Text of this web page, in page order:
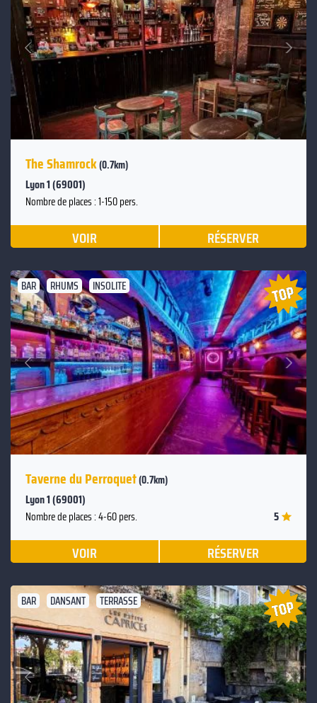
Précédent
Suivant
The Shamrock(0.7km)
Lyon 1 (69001)
Nombre de places : 1-150 pers.
VOIR RÉSERVER
BAR RHUMS INSOLITE
Précédent
Suivant
Taverne du Perroquet(0.7km)
Lyon 1 (69001)
Nombre de places : 4-60 pers. 5
VOIR RÉSERVER
BAR DANSANT TERRASSE
Précédent
Suivant